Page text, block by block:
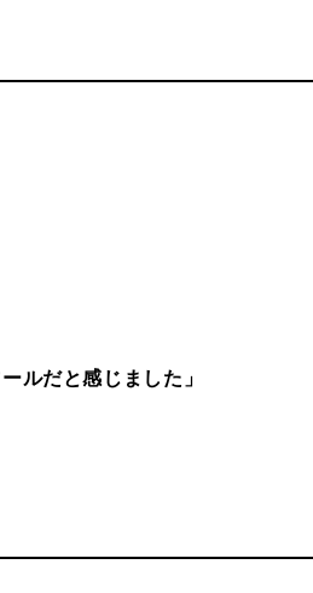
ルだと感じました」